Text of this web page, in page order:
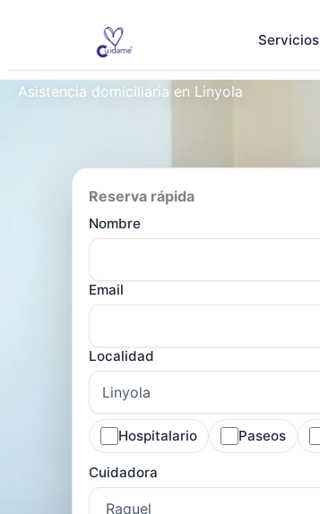
Servicios
Asistencia domiciliaria en Linyola
Reserva rápida
Nombre
Email
Localidad
Hospitalario Paseos
Cuidadora